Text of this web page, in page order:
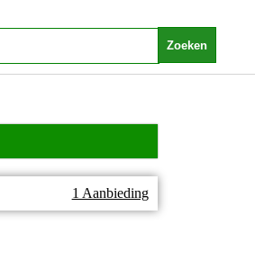
1 Aanbieding